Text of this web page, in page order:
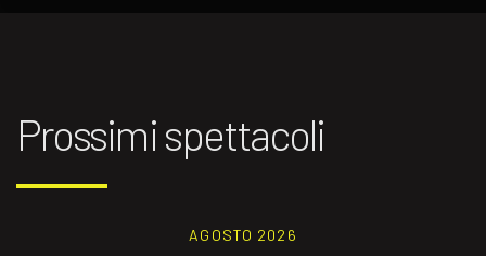
Prossimi spettacoli
AGOSTO 2026